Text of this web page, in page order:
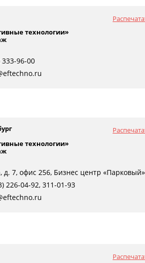
технологии»
333-96-00
технологии»
д. 7, офис 256, Бизнес центр «Парковый»
226-04-92, 311-01-93